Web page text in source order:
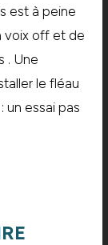
est à peine
voix off et de
. Une
le fléau
un essai pas